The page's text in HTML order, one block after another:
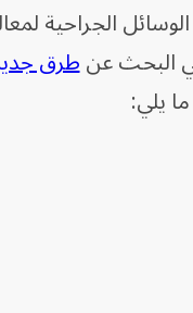
الجراحية
البحث عنطرق
يلي: